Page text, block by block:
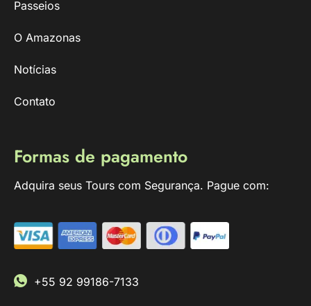
Passeios
O Amazonas
Notícias
Contato
Formas de pagamento
Adquira seus Tours com Segurança. Pague com:
+55 92 99186-7133